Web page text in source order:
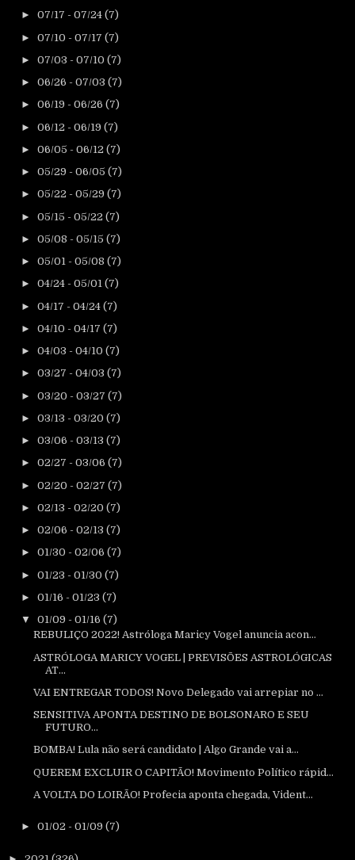
► 07/17 - 07/24 (7)
► 07/10 - 07/17 (7)
► 07/03 - 07/10 (7)
► 06/26 - 07/03 (7)
► 06/19 - 06/26 (7)
► 06/12 - 06/19 (7)
► 06/05 - 06/12 (7)
► 05/29 - 06/05 (7)
► 05/22 - 05/29 (7)
► 05/15 - 05/22 (7)
► 05/08 - 05/15 (7)
► 05/01 - 05/08 (7)
► 04/24 - 05/01 (7)
► 04/17 - 04/24 (7)
► 04/10 - 04/17 (7)
► 04/03 - 04/10 (7)
► 03/27 - 04/03 (7)
► 03/20 - 03/27 (7)
► 03/13 - 03/20 (7)
► 03/06 - 03/13 (7)
► 02/27 - 03/06 (7)
► 02/20 - 02/27 (7)
► 02/13 - 02/20 (7)
► 02/06 - 02/13 (7)
► 01/30 - 02/06 (7)
► 01/23 - 01/30 (7)
► 01/16 - 01/23 (7)
▼ 01/09 - 01/16 (7)
REBULIÇO 2022! Astróloga Maricy Vogel anuncia acon...
ASTRÓLOGA MARICY VOGEL | PREVISÕES ASTROLÓGICAS
AT...
VAI ENTREGAR TODOS! Novo Delegado vai arrepiar no ...
SENSITIVA APONTA DESTINO DE BOLSONARO E SEU
FUTURO...
BOMBA! Lula não será candidato | Algo Grande vai a...
QUEREM EXCLUIR O CAPITÃO! Movimento Político rápid...
A VOLTA DO LOIRÃO! Profecia aponta chegada, Vident...
► 01/02 - 01/09 (7)